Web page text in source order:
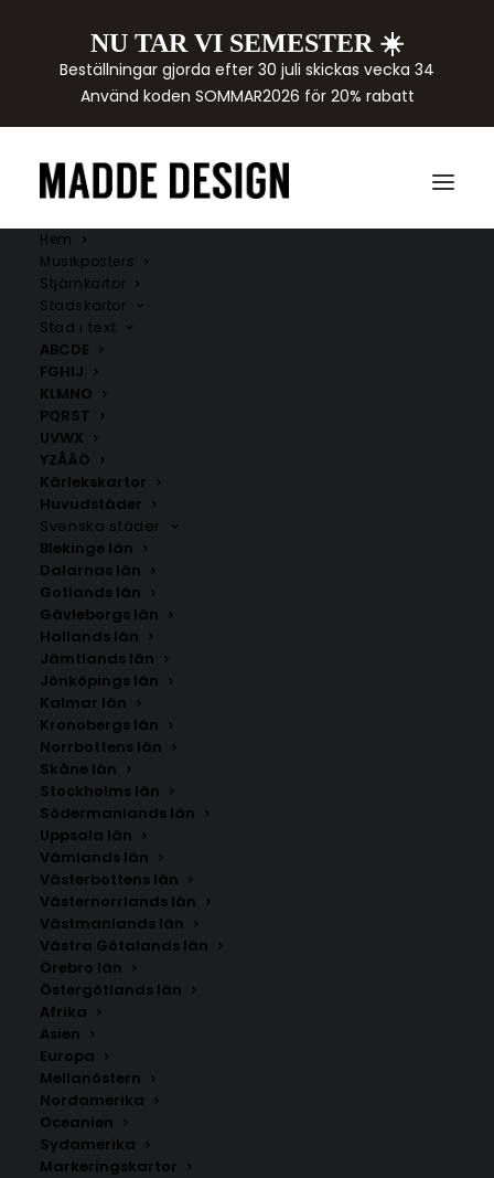
NU TAR VI SEMESTER ☀️
Beställningar gjorda efter 30 juli skickas vecka 34
Använd koden SOMMAR2026 för 20% rabatt
Hem
Musikposters
Stjärnkartor
Stadskartor
Stad i text
ABCDE
FGHIJ
KLMNO
PQRST
UVWX
YZÅÄÖ
Kärlekskartor
Huvudstäder
Svenska städer
Blekinge län
Dalarnas län
Gotlands län
Gävleborgs län
Hallands län
Jämtlands län
Jönköpings län
Kalmar län
Kronobergs län
Norrbottens län
Skåne län
Stockholms län
Södermanlands län
Uppsala län
Vämlands län
Västerbottens län
Västernorrlands län
Västmanlands län
Västra Götalands län
Örebro län
Östergötlands län
Afrika
Asien
Europa
Mellanöstern
Nordamerika
Oceanien
Sydamerika
Markeringskartor
Brättingstorp
Storlek
350.00kr
Handritad karta över Brättingstorp i
län